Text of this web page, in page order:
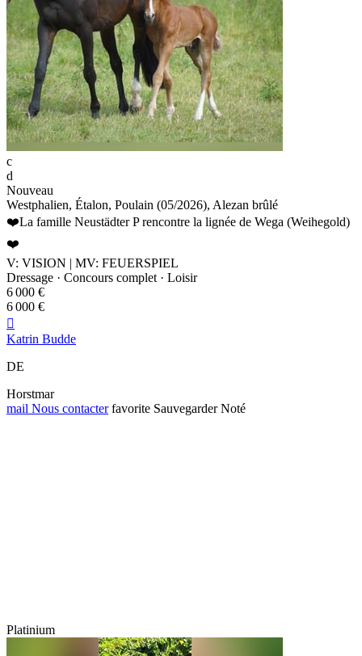
c
d
Nouveau
Westphalien, Étalon, Poulain (05/2026), Alezan brûlé
❤️La famille Neustädter P rencontre la lignée de Wega (Weihegold)
❤️
V: VISION | MV: FEUERSPIEL
Dressage · Concours complet · Loisir
6 000 €
6 000 €

Katrin Budde
DE
Horstmar
mail Nous contacter favorite Sauvegarder Noté
Platinium